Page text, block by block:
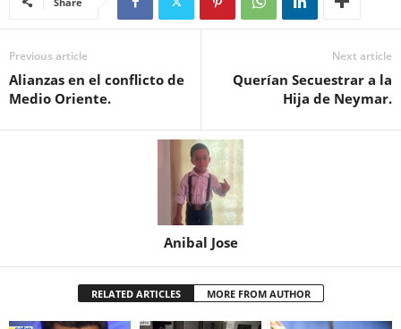
Previous article
Alianzas en el conflicto de
Medio Oriente.
Next article
Querían Secuestrar a la
Hija de Neymar.
Anibal Jose
RELATED ARTICLES MORE FROM AUTHOR